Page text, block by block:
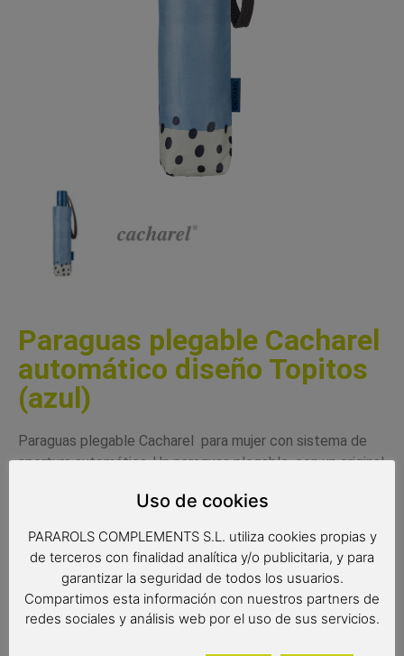
Paraguas plegable Cacharel
automático diseño Topitos
(azul)
Paraguas plegable Cacharel para mujer con sistema de
apertura automática. Un paraguas plegable, con un original
resistencia con varillas antiviento y tejido extraresistente
al agua. Un paraguas muy práctico de la reconocida marca
Cacharel de peso ligero que se puede transportar
fácilmente en bolsos o mochilas.
Complemento de moda
Paraguas Cacharel
Uso de cookies
PARAROLS COMPLEMENTS S.L. utiliza cookies propias y
de terceros con finalidad analítica y/o publicitaria, y para
garantizar la seguridad de todos los usuarios.
Compartimos esta información con nuestros partners de
redes sociales y análisis web por el uso de sus servicios.